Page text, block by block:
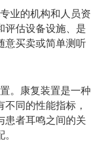
业的机构和人员资
评估设备设施、是
意买卖或简单测听
。康复装置是一种
同的性能指标，
患者耳鸣之间的关